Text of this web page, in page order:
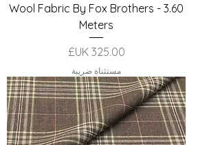
Wool Fabric By Fox Brothers - 3.60
Meters
السعر
مستثناة ضريبة